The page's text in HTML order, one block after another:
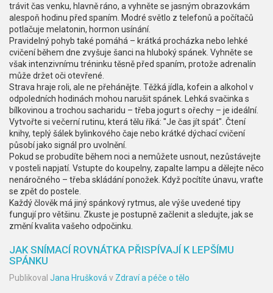
trávit čas venku, hlavně ráno, a vyhněte se jasným obrazovkám
alespoň hodinu před spaním. Modré světlo z telefonů a počítačů
potlačuje melatonin, hormon usínání.
Pravidelný pohyb také pomáhá – krátká procházka nebo lehké
cvičení během dne zvyšuje šanci na hluboký spánek. Vyhněte se
však intenzivnímu tréninku těsně před spaním, protože adrenalín
může držet oči otevřené.
Strava hraje roli, ale ne přehánějte. Těžká jídla, kofein a alkohol v
odpoledních hodinách mohou narušit spánek. Lehká svačinka s
bílkovinou a trochou sacharidu – třeba jogurt s ořechy – je ideální.
Vytvořte si večerní rutinu, která tělu říká: "Je čas jít spát". Čtení
knihy, teplý šálek bylinkového čaje nebo krátké dýchací cvičení
působí jako signál pro uvolnění.
Pokud se probudíte během noci a nemůžete usnout, nezůstávejte
v posteli napjatí. Vstupte do koupelny, zapalte lampu a dělejte něco
nenáročného – třeba skládání ponožek. Když pocítíte únavu, vraťte
se zpět do postele.
Každý člověk má jiný spánkový rytmus, ale výše uvedené tipy
fungují pro většinu. Zkuste je postupně začlenit a sledujte, jak se
změní kvalita vašeho odpočinku.
JAK SNÍMACÍ ROVNÁTKA PŘISPÍVAJÍ K LEPŠÍMU
SPÁNKU
Publikoval Jana Hrušková v Zdraví a péče o tělo